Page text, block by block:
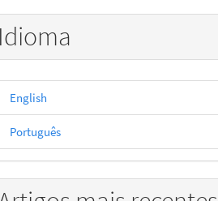
Idioma
English
Português